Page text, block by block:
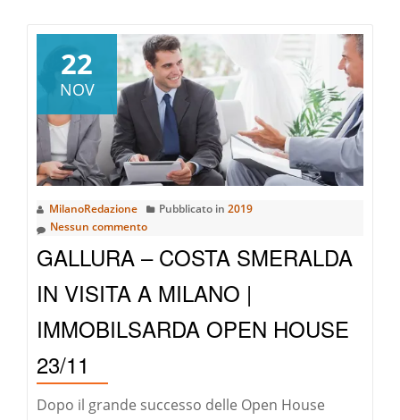
Smeralda:
perfetta
anche
per
gli
amanti
del
22
NOV
MilanoRedazione Pubblicato in 2019
Nessun commento
GALLURA – COSTA SMERALDA
IN VISITA A MILANO |
IMMOBILSARDA OPEN HOUSE
23/11
Dopo il grande successo delle Open House